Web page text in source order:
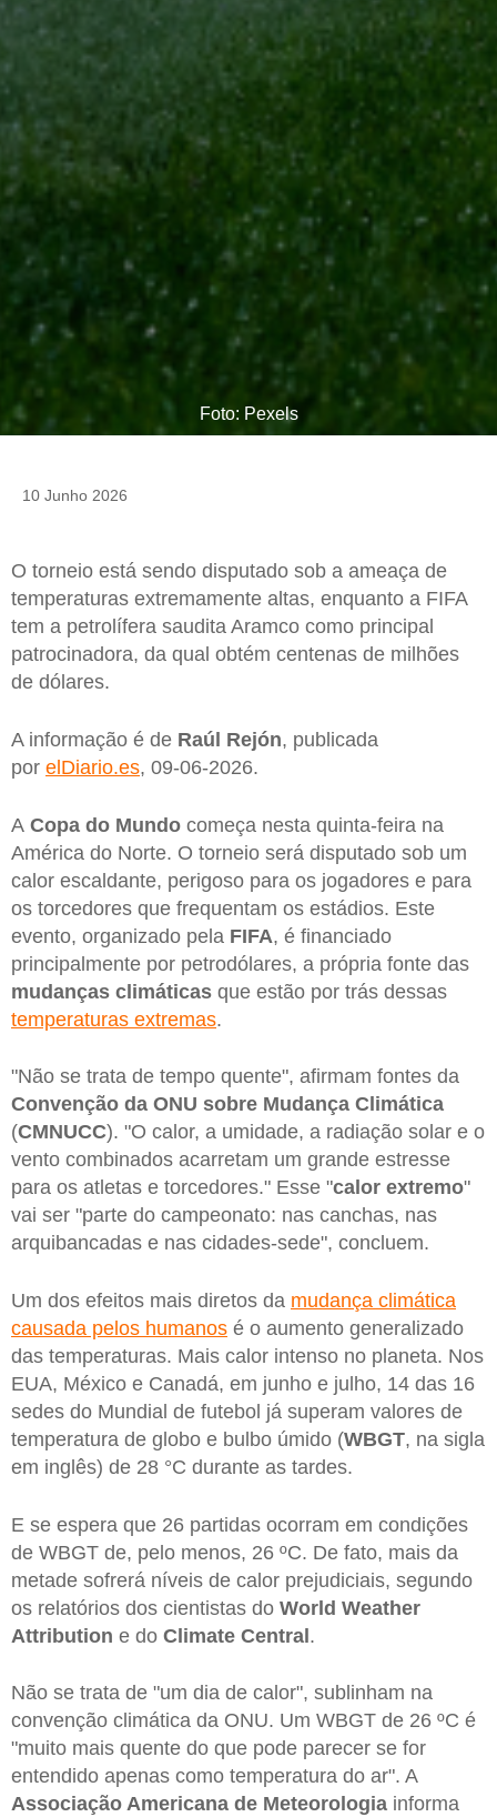
Foto: Pexels
10 Junho 2026
O torneio está sendo disputado sob a ameaça de
temperaturas extremamente altas, enquanto a FIFA
tem a petrolífera saudita Aramco como principal
patrocinadora, da qual obtém centenas de milhões
de dólares.
A informação é de Raúl Rejón, publicada
por elDiario.es, 09-06-2026.
A Copa do Mundo começa nesta quinta-feira na
América do Norte. O torneio será disputado sob um
calor escaldante, perigoso para os jogadores e para
os torcedores que frequentam os estádios. Este
evento, organizado pela FIFA, é financiado
principalmente por petrodólares, a própria fonte das
mudanças climáticas que estão por trás dessas
temperaturas extremas.
"Não se trata de tempo quente", afirmam fontes da
Convenção da ONU sobre Mudança Climática
(CMNUCC). "O calor, a umidade, a radiação solar e o
vento combinados acarretam um grande estresse
para os atletas e torcedores." Esse "calor extremo"
vai ser "parte do campeonato: nas canchas, nas
arquibancadas e nas cidades-sede", concluem.
Um dos efeitos mais diretos da mudança climática
causada pelos humanos é o aumento generalizado
das temperaturas. Mais calor intenso no planeta. Nos
EUA, México e Canadá, em junho e julho, 14 das 16
sedes do Mundial de futebol já superam valores de
temperatura de globo e bulbo úmido (WBGT, na sigla
em inglês) de 28 °C durante as tardes.
E se espera que 26 partidas ocorram em condições
de WBGT de, pelo menos, 26 ºC. De fato, mais da
metade sofrerá níveis de calor prejudiciais, segundo
os relatórios dos cientistas do World Weather
Attribution e do Climate Central.
Não se trata de "um dia de calor", sublinham na
convenção climática da ONU. Um WBGT de 26 ºC é
"muito mais quente do que pode parecer se for
entendido apenas como temperatura do ar". A
Associação Americana de Meteorologia informa